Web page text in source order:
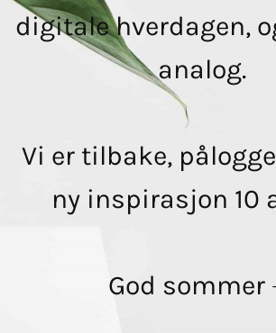
digitale hverdagen,
analog.
Vi er tilbake,
ny inspirasjon 10
God